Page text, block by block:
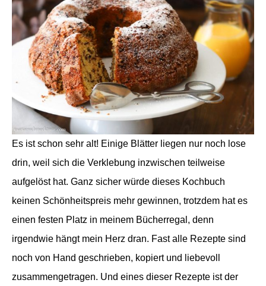
Es ist schon sehr alt! Einige Blätter liegen nur noch lose
drin, weil sich die Verklebung inzwischen teilweise
aufgelöst hat. Ganz sicher würde dieses Kochbuch
keinen Schönheitspreis mehr gewinnen, trotzdem hat es
einen festen Platz in meinem Bücherregal, denn
irgendwie hängt mein Herz dran. Fast alle Rezepte sind
noch von Hand geschrieben, kopiert und liebevoll
zusammengetragen. Und eines dieser Rezepte ist der